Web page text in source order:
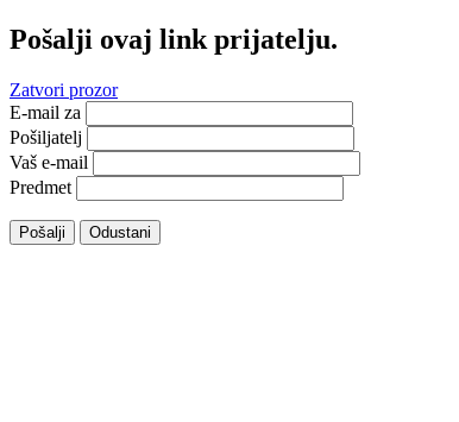
Pošalji ovaj link prijatelju.
Zatvori prozor
E-mail za
Pošiljatelj
Vaš e-mail
Predmet
Pošalji Odustani